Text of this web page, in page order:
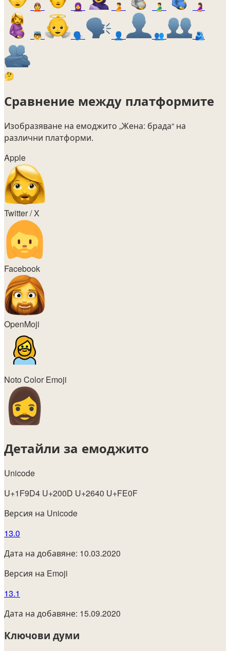
👲 🧕 🫄 🫃 🤰
👼 🗣️ 👤 👥 🫂
🤔
Сравнение между платформите
Изобразяване на емоджито „Жена: брада“ на
различни платформи.
Apple
Twitter / X
Facebook
OpenMoji
Noto Color Emoji
Детайли за емоджито
Unicode
U+1F9D4 U+200D U+2640 U+FE0F
Версия на Unicode
13.0
Дата на добавяне: 10.03.2020
Версия на Emoji
13.1
Дата на добавяне: 15.09.2020
Ключови думи